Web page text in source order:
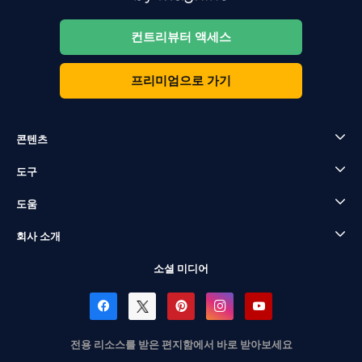
컨트리뷰터 액세스
프리미엄으로 가기
콘텐츠
도구
도움
회사 소개
소셜 미디어
전용 리소스를 받은 편지함에서 바로 받아보세요